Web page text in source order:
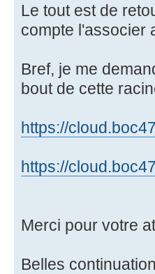
Le tout est de
compte l'associer
Bref, je me
bout de cette
https://
https://
Merci pour votre
Belles